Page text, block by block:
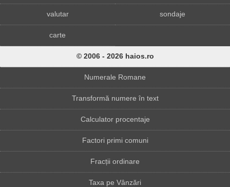
valutar sondaje
carte
© 2006 - 2026 haios.ro
Numerale Romane
Transformă numere în text
Calculator procentaje
Factori primi comuni
Fracții ordinare
Taxa pe Vânzări